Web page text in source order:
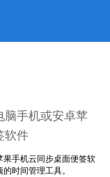
脑手机或安卓苹
软件
手机云同步桌面便签软
时间管理工具。